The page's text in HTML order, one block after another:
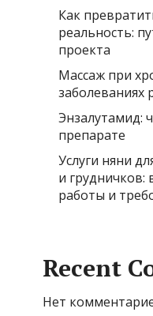
Как
реальность:
проекта
Массаж при
заболеваниях
Энзалутамид:
препарате
Услуги няни
и грудничков:
работы и
Recent
Нет